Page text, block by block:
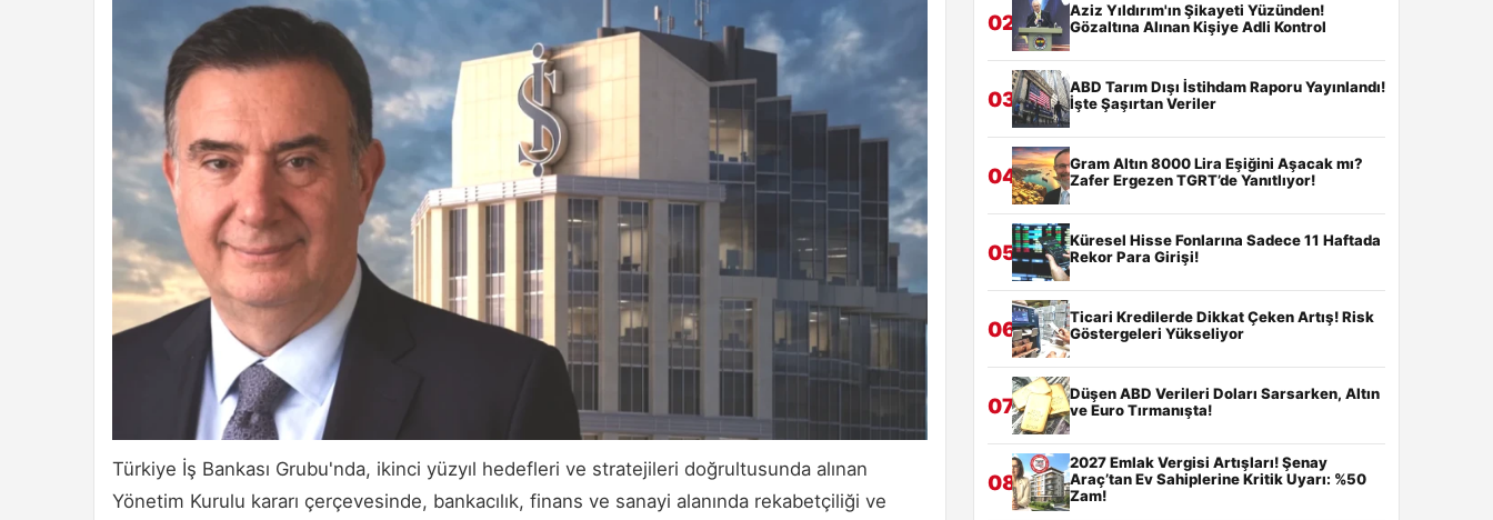
Türkiye İş Bankası Grubu'nda, ikinci yüzyıl hedefleri ve stratejileri doğrultusunda alınan
Yönetim Kurulu kararı çerçevesinde, bankacılık, finans ve sanayi alanında rekabetçiliği ve
02
Aziz Yıldırım'ın Şikayeti Yüzünden!
Gözaltına Alınan Kişiye Adli Kontrol
03
ABD Tarım Dışı İstihdam Raporu Yayınlandı!
İşte Şaşırtan Veriler
04
Gram Altın 8000 Lira Eşiğini Aşacak mı?
Zafer Ergezen TGRT’de Yanıtlıyor!
05
Küresel Hisse Fonlarına Sadece 11 Haftada
Rekor Para Girişi!
06
Ticari Kredilerde Dikkat Çeken Artış! Risk
Göstergeleri Yükseliyor
07
Düşen ABD Verileri Doları Sarsarken, Altın
ve Euro Tırmanışta!
08
2027 Emlak Vergisi Artışları! Şenay
Araç’tan Ev Sahiplerine Kritik Uyarı: %50
Zam!